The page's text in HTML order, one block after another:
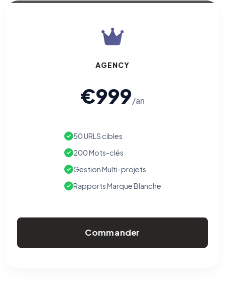
AGENCY
€999/an
50 URLS cibles
200 Mots-clés
Gestion Multi-projets
Rapports Marque Blanche
Commander